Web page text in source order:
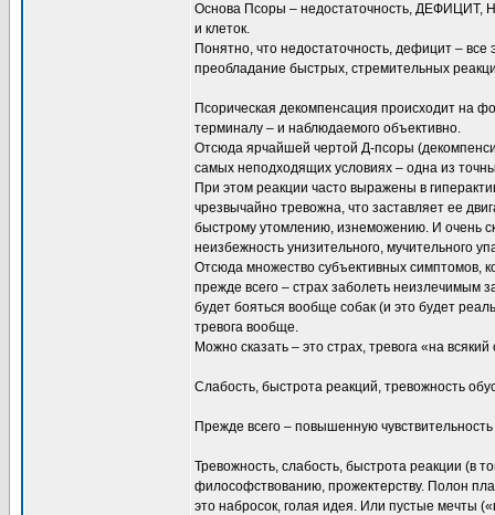
Основа Псоры – недостаточность, ДЕФИЦИТ,
и клеток.
Понятно, что недостаточность, дефицит –
преобладание быстрых, стремительных
Псорическая декомпенсация происходит на
терминалу – и наблюдаемого объективно.
Отсюда ярчайшей чертой Д-псоры
самых неподходящих условиях – одна из
При этом реакции часто выражены в
чрезвычайно тревожна, что заставляет ее
быстрому утомлению, изнеможению. И очень
неизбежность унизительного, мучительного
Отсюда множество субъективных симптомов,
прежде всего – страх заболеть неизлечимым
будет бояться вообще собак (и это будет
тревога вообще.
Можно сказать – это страх, тревога «на всякий
Слабость, быстрота реакций, тревожность
Прежде всего – повышенную
Тревожность, слабость, быстрота реакции (в
философствованию, прожектерству. Полон
это набросок, голая идея. Или пустые мечты